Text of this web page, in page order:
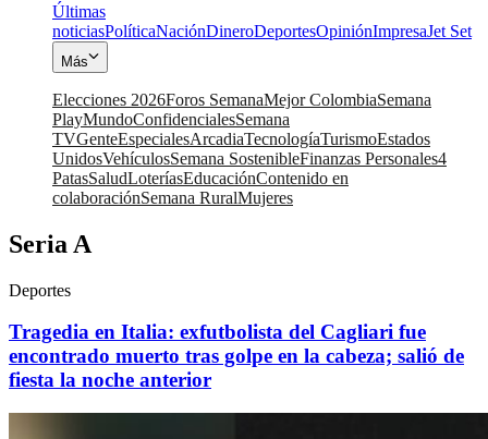
Últimas
noticiasPolíticaNaciónDineroDeportesOpiniónImpresaJet Set
Más
Elecciones 2026Foros SemanaMejor ColombiaSemana
PlayMundoConfidencialesSemana
TVGenteEspecialesArcadiaTecnologíaTurismoEstados
UnidosVehículosSemana SostenibleFinanzas Personales4
PatasSaludLoteríasEducaciónContenido en
colaboraciónSemana RuralMujeres
Seria A
Deportes
Tragedia en Italia: exfutbolista del Cagliari fue
encontrado muerto tras golpe en la cabeza; salió de
fiesta la noche anterior